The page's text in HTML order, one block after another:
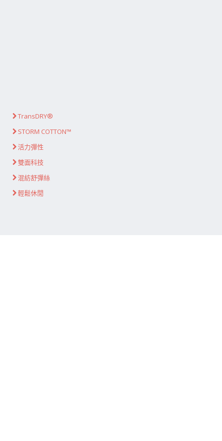
TransDRY®
STORM COTTON™
活力彈性
雙面科技
混紡舒彈絲
輕鬆休閒